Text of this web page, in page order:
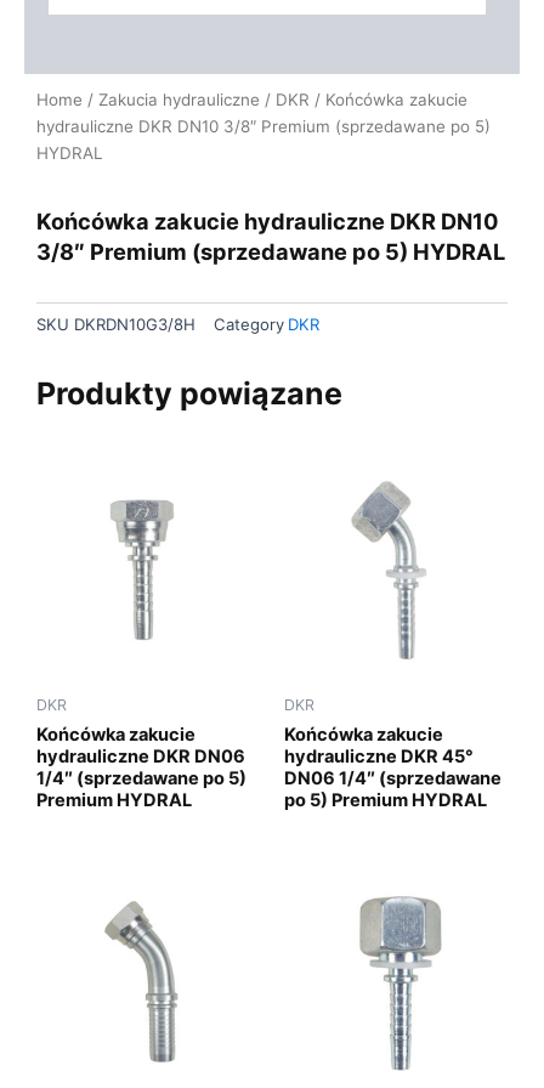
Home / Zakucia hydrauliczne / DKR / Końcówka zakucie
hydrauliczne DKR DN10 3/8″ Premium (sprzedawane po 5)
HYDRAL
Końcówka zakucie hydrauliczne DKR DN10
3/8″ Premium (sprzedawane po 5) HYDRAL
SKU DKRDN10G3/8H Category DKR
Produkty powiązane
DKR
Końcówka zakucie
hydrauliczne DKR DN06
1/4″ (sprzedawane po 5)
Premium HYDRAL
DKR
Końcówka zakucie
hydrauliczne DKR 45°
DN06 1/4″ (sprzedawane
po 5) Premium HYDRAL